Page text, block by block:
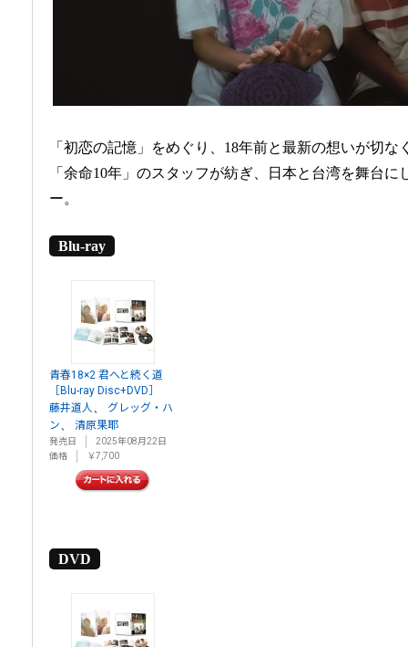
「初恋の記憶」をめぐり、18年前と最新の想いが切な
「余命10年」のスタッフが紡ぎ、日本と台湾を舞台
ー。
Blu-ray
青春18×2 君へと続く道
［Blu-ray Disc+DVD］
藤井道人、
グレッグ・ハ
ン、 清原果耶
発売日
2025年08月22日
価格
￥7,700
DVD